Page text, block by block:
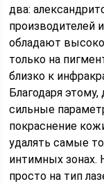
два:
производителей
обладают
только на
близко к
Благодаря
сильные
покраснение
удалять самые
интимных зонах.
просто на тип